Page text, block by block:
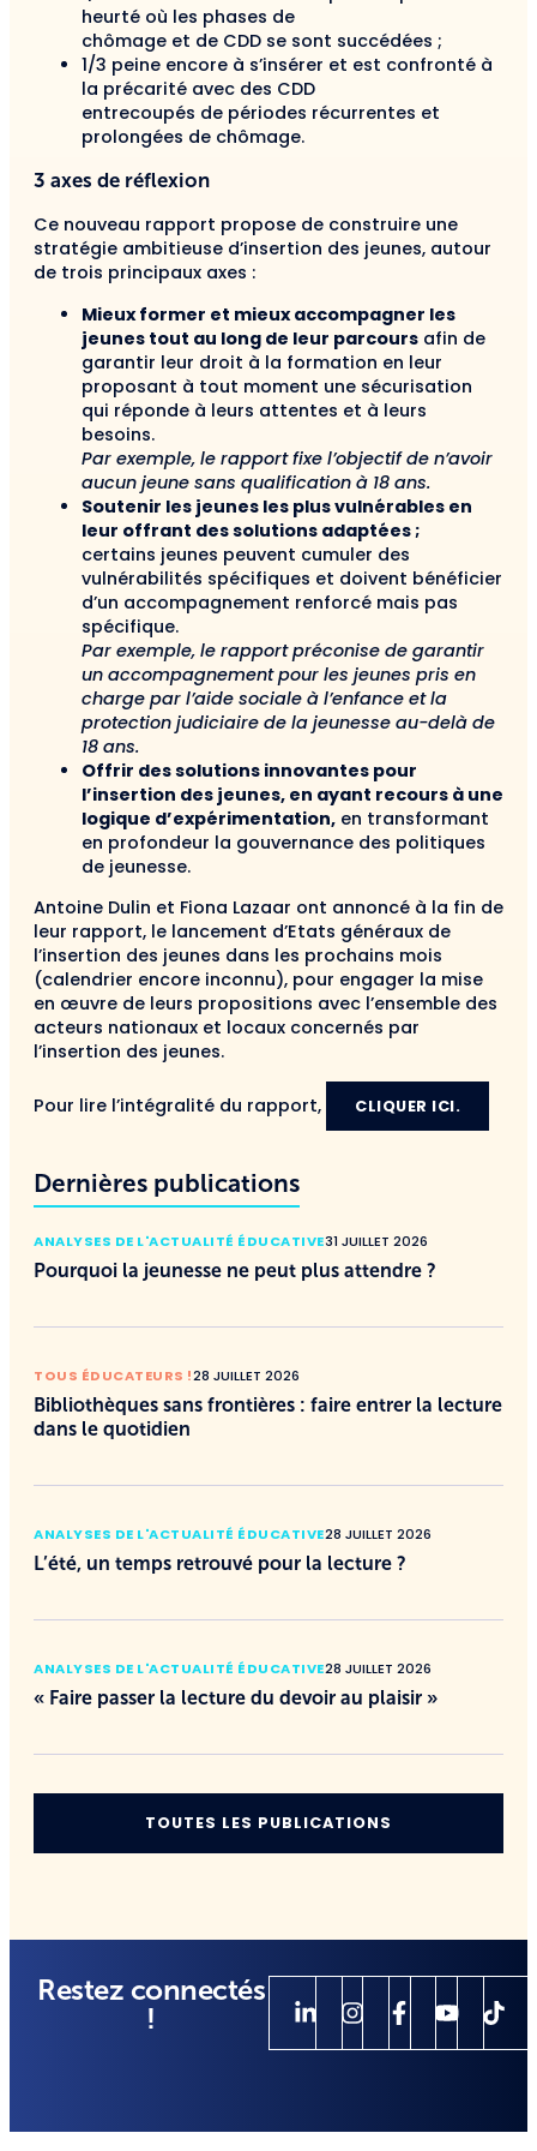
heurté où les phases de
chômage et de CDD se sont succédées ;
1/3 peine encore à s’insérer et est confronté à
la précarité avec des CDD
entrecoupés de périodes récurrentes et
prolongées de chômage.
3 axes de réflexion
Ce nouveau rapport propose de construire une
stratégie ambitieuse d’insertion des jeunes, autour
de trois principaux axes :
Mieux former et mieux accompagner les
jeunes tout au long de leur parcours afin de
garantir leur droit à la formation en leur
proposant à tout moment une sécurisation
qui réponde à leurs attentes et à leurs
besoins.
Par exemple, le rapport fixe l’objectif de n’avoir
aucun jeune sans qualification à 18 ans.
Soutenir les jeunes les plus vulnérables en
leur offrant des solutions adaptées ;
certains jeunes peuvent cumuler des
vulnérabilités spécifiques et doivent bénéficier
d’un accompagnement renforcé mais pas
spécifique.
Par exemple, le rapport préconise de garantir
un accompagnement pour les jeunes pris en
charge par l’aide sociale à l’enfance et la
protection judiciaire de la jeunesse au-delà de
18 ans.
Offrir des solutions innovantes pour
l’insertion des jeunes, en ayant recours à une
logique d’expérimentation, en transformant
en profondeur la gouvernance des politiques
de jeunesse.
Antoine Dulin et Fiona Lazaar ont annoncé à la fin de
leur rapport, le lancement d’Etats généraux de
l’insertion des jeunes dans les prochains mois
(calendrier encore inconnu), pour engager la mise
en œuvre de leurs propositions avec l’ensemble des
acteurs nationaux et locaux concernés par
l’insertion des jeunes.
Pour lire l’intégralité du rapport, CLIQUER ICI.
Dernières publications
ANALYSES DE L'ACTUALITÉ ÉDUCATIVE31 JUILLET 2026
Pourquoi la jeunesse ne peut plus attendre ?
TOUS ÉDUCATEURS !28 JUILLET 2026
Bibliothèques sans frontières : faire entrer la lecture
dans le quotidien
ANALYSES DE L'ACTUALITÉ ÉDUCATIVE28 JUILLET 2026
L’été, un temps retrouvé pour la lecture ?
ANALYSES DE L'ACTUALITÉ ÉDUCATIVE28 JUILLET 2026
« Faire passer la lecture du devoir au plaisir »
TOUTES LES PUBLICATIONS
Restez connectés
!